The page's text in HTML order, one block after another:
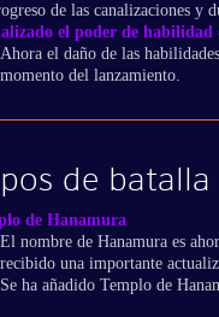
de las canalizaciones y
el poder de habilidad
Ahora el daño de las
momento del lanzamiento.
de batalla
de Hanamura
El nombre de Hanamura es
recibido una importante
Se ha añadido Templo de